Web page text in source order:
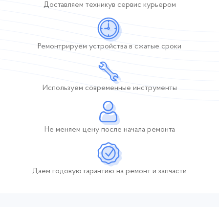
Доставляем техникув сервис курьером
Ремонтрируем устройства в сжатые сроки
Используем современные инструменты
Не меняем цену после начала ремонта
Даем годовую гарантию на ремонт и запчасти